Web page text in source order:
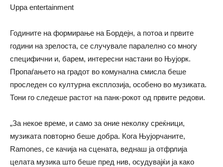
Годините на формирање на Бордејн, а потоа и првите
години на зрелоста, се случувале паралелно со многу
специфични и, барем, интересни настани во Њујорк.
Пропаѓањето на градот во комунална смисла беше
проследен со културна експлозија, особено во музиката.
Тони го следеше растот на панк-рокот од првите редови.
„За некое време, и само за оние неколку среќници,
музиката повторно беше добра. Кога Њујорчаните,
Ramones, се качија на сцената, веднаш ја отфрлија
целата музика што беше пред нив, осудувајќи ја како